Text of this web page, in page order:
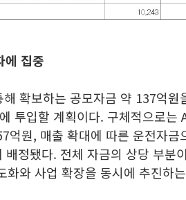
에 집중
확보하는 공모자금 약 137억원
투입할 계획이다. 구체적으로는
억원, 매출 확대에 따른 운전자
배정됐다. 전체 자금의 상당 부분
화와 사업 확장을 동시에 추진하